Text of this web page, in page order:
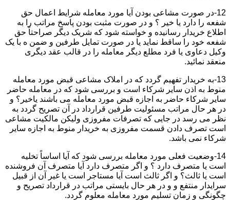
12-در صورت مشاعی بودن آیا مورد معامله شرایط اعمال حق
شفعه را دارد یا خیر ؟ و در صورت مثبت بودن پاسخ مراتب را به
اطلاع خریدار رسانیده و خواسته شود که شریک دیگر صراحتاً حق
شفعه خود را ساقط نماید یا در صورت تمایل طرفین و ضمن ه با یک
وکیل دعاوی یا فرد مطلع دیگر معامله را در قالب عقد دیگری
منعقد نمائید.
13-به خریدار تفهیم گردد که در املاک مشاعی قبض مورد معامله
منوط به اذن سایر شرکاء است و بررسی شود که در معامله حاضر
سایر شرکاء حاضر به اجازه قبض مورد معامله می باشند یاخیر؟ و
در هر حال مراتب مسئولیت طرفین قرارداد در آن تصریح گردد به
نظر می رسد در جایی که تصرفات مفروزی ولیکن مالکیت مشاعی
است تصرف دادن قسمت مفروزی به خریدار منوط به اجازه سایر
شرکاء نمی باشد.
14-وضعیت فعلی مورد معامله بررسی شود که آیا اساساً تخلیه
است یا متصرف دارد ؟ و اگر متصرف دارد آیا متصرف آن فروشنده
است یا ثالث؟ و اگر ثالث است آیا مستاجر است یا غیر آن از قبیل
سرایدار منتفع و و در هر حال بایستی مراتب در قرارداد تصریح و
چگونگی و زمان تسلیم مورد معامله معلوم گردد.